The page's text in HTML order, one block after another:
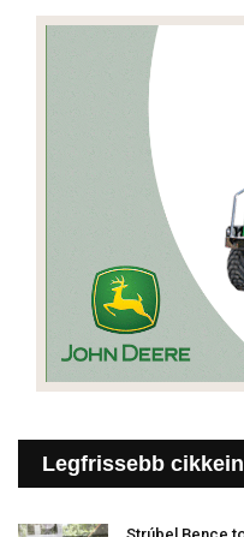
Legfrissebb